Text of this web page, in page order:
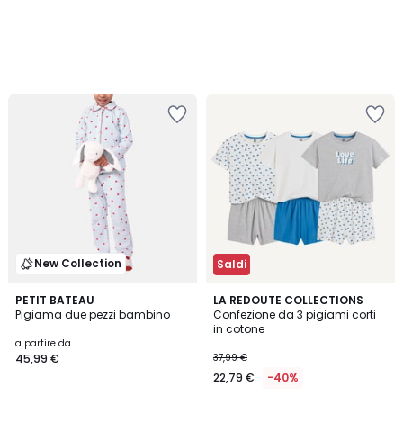
New Collection
PETIT BATEAU
Pigiama due pezzi bambino
a partire da
45,99 €
Saldi
LA REDOUTE COLLECTIONS
Confezione da 3 pigiami corti
in cotone
37,99 €
22,79 € -40%